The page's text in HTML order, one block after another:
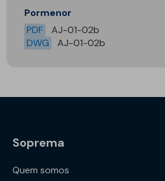
Pormenor
PDF
AJ-01-02b
DWG
AJ-01-02b
Soprema
Quem somos